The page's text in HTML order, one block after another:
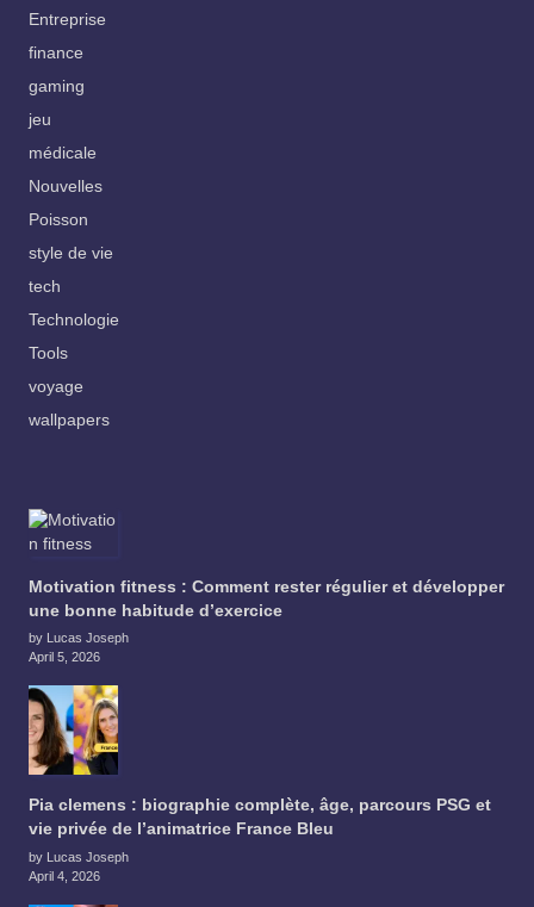
Entreprise
finance
gaming
jeu
médicale
Nouvelles
Poisson
style de vie
tech
Technologie
Tools
voyage
wallpapers
Motivation fitness : Comment rester régulier et développer
une bonne habitude d’exercice
by Lucas Joseph
April 5, 2026
Pia clemens : biographie complète, âge, parcours PSG et
vie privée de l’animatrice France Bleu
by Lucas Joseph
April 4, 2026